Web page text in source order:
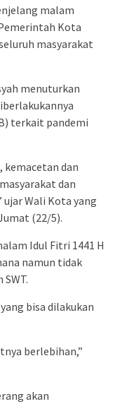
malam
Kota
masyarakat
menuturkan
terkait pandemi
kemacetan dan
dan
ujar Wali Kota yang
(22/5).
Idul Fitri 1441 H
namun tidak
bisa dilakukan
berlebihan,”
akan